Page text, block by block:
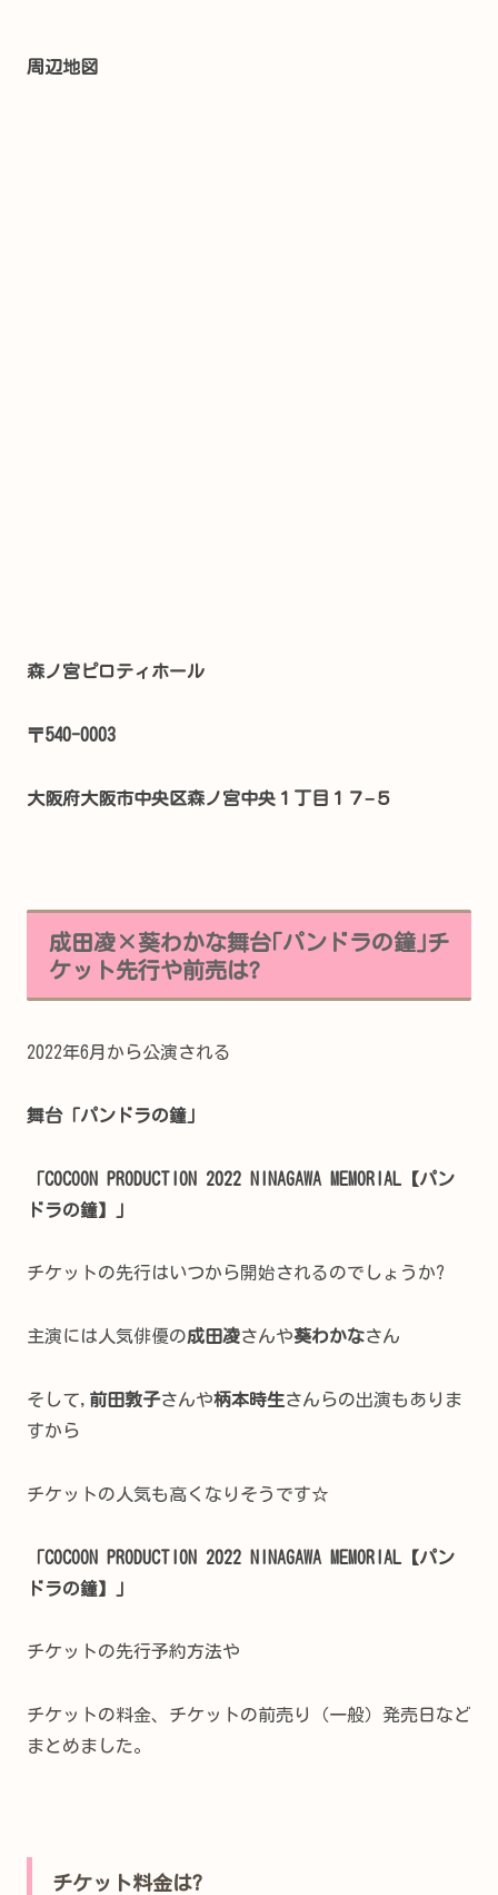
周辺地図
森ノ宮ピロティホール
〒540-0003
大阪府大阪市中央区森ノ宮中央１丁目１７−５
成田凌×葵わかな舞台｢パンドラの鐘｣チ
ケット先行や前売は?
2022年6月から公演される
舞台「パンドラの鐘」
「COCOON PRODUCTION 2022 NINAGAWA MEMORIAL【パン
ドラの鐘】」
チケットの先行はいつから開始されるのでしょうか?
主演には人気俳優の成田凌さんや葵わかなさん
そして, 前田敦子さんや柄本時生さんらの出演もありま
すから
チケットの人気も高くなりそうです☆
「COCOON PRODUCTION 2022 NINAGAWA MEMORIAL【パン
ドラの鐘】」
チケットの先行予約方法や
チケットの料金、チケットの前売り（一般）発売日など
まとめました。
チケット料金は?